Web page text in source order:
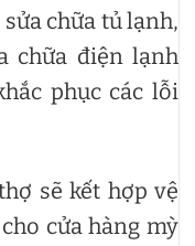
chữa tủ lạnh,
chữa điện lạnh
phục các lỗi
sẽ kết hợp vệ
cửa hàng mỳ